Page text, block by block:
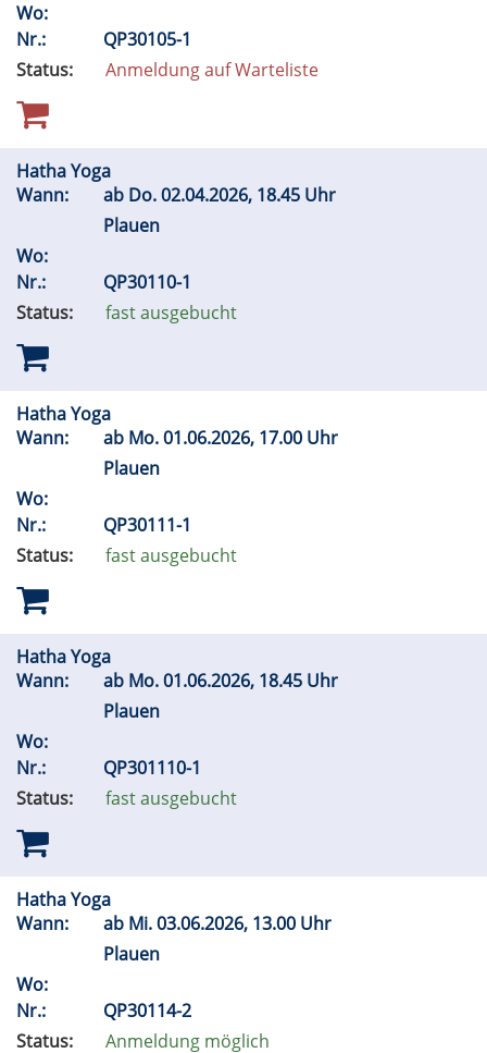
Wo:
Nr.:
QP30105-1
Status:
Anmeldung auf Warteliste
Hatha Yoga
Wann:
ab Do.02.04.2026, 18.45 Uhr
Plauen
Wo:
Nr.:
QP30110-1
Status:
fast ausgebucht
Hatha Yoga
Wann:
ab Mo.01.06.2026, 17.00 Uhr
Plauen
Wo:
Nr.:
QP30111-1
Status:
fast ausgebucht
Hatha Yoga
Wann:
ab Mo.01.06.2026, 18.45 Uhr
Plauen
Wo:
Nr.:
QP301110-1
Status:
fast ausgebucht
Hatha Yoga
Wann:
ab Mi.03.06.2026, 13.00 Uhr
Plauen
Wo:
Nr.:
QP30114-2
Status:
Anmeldung möglich